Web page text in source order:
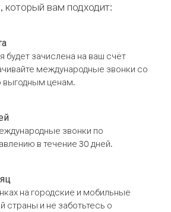
который вам подходит:
будет зачислена на ваш счёт
международные звонки со
выгодным ценам.
звонки по
в течение 30 дней.
на городские и мобильные
страны и не заботьтесь о